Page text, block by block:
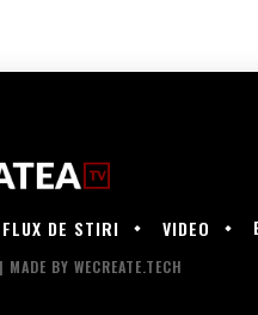
FLUX DE STIRI VIDEO
BY WECREATE.TECH